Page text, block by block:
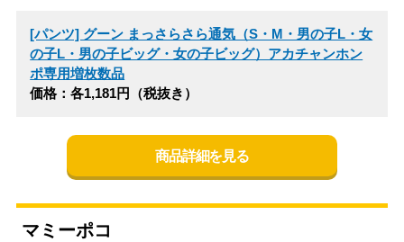
[パンツ] グーン まっさらさら通気（S・M・男の子L・女
の子L・男の子ビッグ・女の子ビッグ）アカチャンホン
ポ専用増枚数品
価格：各1,181円（税抜き）
商品詳細を見る
マミーポコ